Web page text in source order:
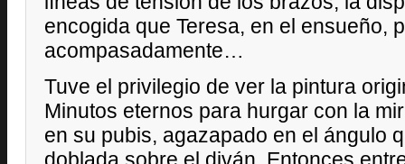
encogida que Teresa, en el ensueño,
acompasadamente…
Tuve el privilegio de ver la pintura
Minutos eternos para hurgar con la
en su pubis, agazapado en el ángulo